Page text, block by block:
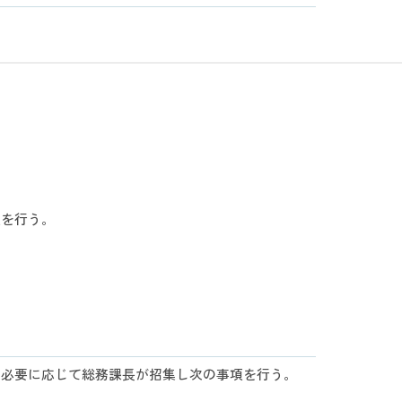
行う。
に応じて総務課長が招集し次の事項を行う。